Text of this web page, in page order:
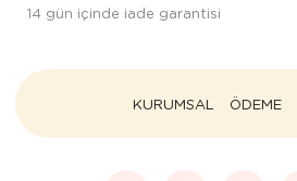
14 gün içinde iade garantisi
KURUMSAL ÖDEME